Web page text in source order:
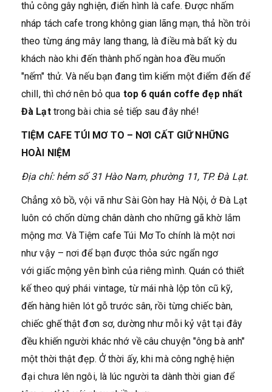
thủ công gây nghiện, điển hình là cafe. Được nhấm
nháp tách cafe trong không gian lãng mạn, thả hồn trôi
theo từng áng mây lang thang, là điều mà bất kỳ du
khách nào khi đến thành phố ngàn hoa đều muốn
"nếm" thử. Và nếu bạn đang tìm kiếm một điểm đến để
chill, thì chớ nên bỏ qua top 6 quán coffe đẹp nhất
Đà Lạttrong bài chia sẻ tiếp sau đây nhé!
TIỆM CAFE TÚI MƠ TO – NƠI CẤT GIỮ NHỮNG
HOÀI NIỆM
Địa chỉ: hẻm số 31 Hào Nam, phường 11, TP. Đà Lạt.
Chẳng xô bồ, vội vã như Sài Gòn hay Hà Nội, ở Đà Lạt
luôn có chốn dừng chân dành cho những gã khờ lắm
mộng mơ. Và Tiệm cafe Túi Mơ To chính là một nơi
như vậy – nơi để bạn được thỏa sức ngẩn ngơ
với giấc mộng yên bình của riêng mình. Quán có thiết
kế theo quý phái vintage, từ mái nhà lộp tôn cũ kỹ,
đến hàng hiên lót gỗ trước sân, rồi từng chiếc bàn,
chiếc ghế thật đơn sơ, dường như mỗi kỷ vật tại đây
đều khiến người khác nhớ về câu chuyện "ông bà anh"
một thời thật đẹp. Ở thời ấy, khi mà công nghệ hiện
đại chưa lên ngôi, là lúc người ta dành thời gian để